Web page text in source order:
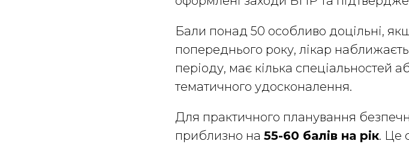
Бали понад 50 особливо доцільні,
попереднього року, лікар
періоду, має кілька спеціальностей
тематичного удосконалення.
Для практичного планування
приблизно на 55-60 балів на рік. Це